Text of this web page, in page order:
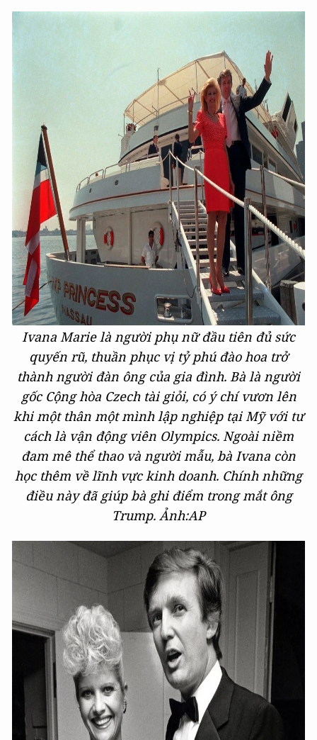
Ivana Marie là người phụ nữ đầu tiên đủ sức
quyến rũ, thuần phục vị tỷ phú đào hoa trở
thành người đàn ông của gia đình. Bà là người
gốc Cộng hòa Czech tài giỏi, có ý chí vươn lên
khi một thân một mình lập nghiệp tại Mỹ với tư
cách là vận động viên Olympics. Ngoài niềm
đam mê thể thao và người mẫu, bà Ivana còn
học thêm về lĩnh vực kinh doanh. Chính những
điều này đã giúp bà ghi điểm trong mắt ông
Trump. Ảnh:AP